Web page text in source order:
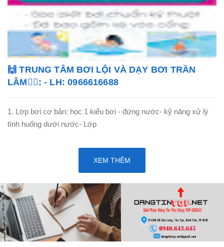
🙌 TRUNG TÂM BƠI LỘI VÀ DẠY BƠI TRẦN
LÂM🏊‍♂️: - LH: 0966616688
1. Lớp bơi cơ bản: học 1 kiểu bơi - đứng nước- kỹ năng xử lý
tình huống dưới nước- Lớp
XEM THÊM